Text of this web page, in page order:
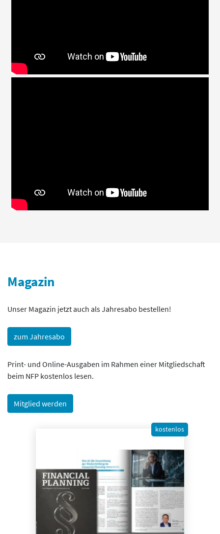
Magazin
Unser Magazin jetzt auch als Jahresabo bestellen!
zum Jahresabo
Print- und Online-Ausgaben im Rahmen einer Mitgliedschaft
beim NFP kostenlos lesen.
Mitglied werden
kostenlos